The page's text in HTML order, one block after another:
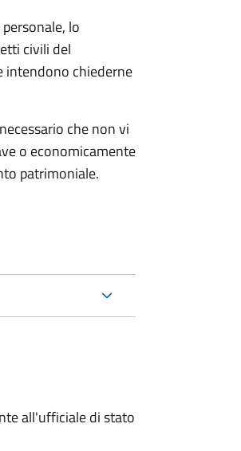
lo
civili del
intendono chiederne
che non vi
o economicamente
patrimoniale.
all'ufficiale di stato